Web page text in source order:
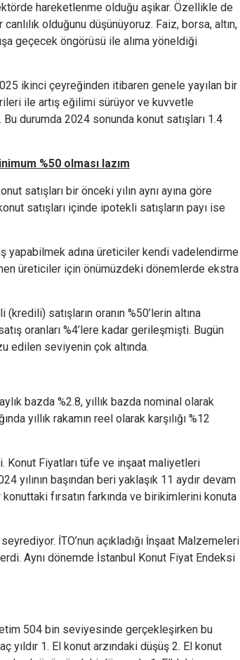
hareketlenme olduğu aşikar. Özellikle de
olduğunu düşünüyoruz. Faiz, borsa, altın,
geçecek öngörüsü ile alıma yöneldiği
ikinci çeyreğinden itibaren genele yayılan bir
ile artış eğilimi sürüyor ve kuvvetle
durumda 2024 sonunda konut satışları 1.4
%50 olması lazım
satışları bir önceki yılın aynı ayına göre
satışları içinde ipotekli satışların payı ise
yapabilmek adına üreticiler kendi vadelendirme
üreticiler için önümüzdeki dönemlerde ekstra
satışların oranın %50’lerin altına
oranları %4’lere kadar gerileşmişti. Bugün
edilen seviyenin çok altında.
bazda %2.8, yıllık bazda nominal olarak
yıllık rakamın reel olarak karşılığı %12
Konut Fiyatları tüfe ve inşaat maliyetleri
yılının başından beri yaklaşık 11 aydır devam
fırsatın farkında ve birikimlerini konuta
İTO’nun açıkladığı İnşaat Malzemeleri
Aynı dönemde İstanbul Konut Fiyat Endeksi
504 bin seviyesinde gerçekleşirken bu
yıldır 1. El konut arzındaki düşüş 2. El konut